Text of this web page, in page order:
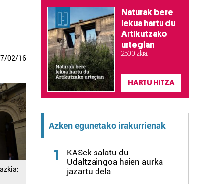
/02/16
Naturak bere
lekua hartu du
Artikutzako
urtegian
2.500 zkia.
HARTU HITZA
Azken egunetako irakurrienak
1
KASek salatu du
Udaltzaingoa haien aurka
jazartu dela